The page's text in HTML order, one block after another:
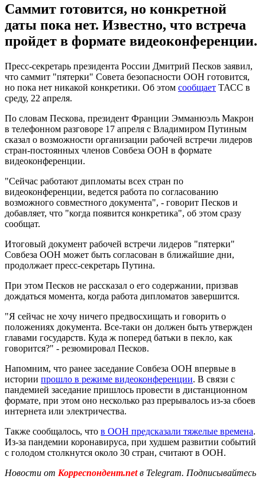
Саммит готовится, но конкретной
даты пока нет. Известно, что встреча
пройдет в формате видеоконференции.
Пресс-секретарь президента России Дмитрий Песков заявил,
что саммит "пятерки" Совета безопасности ООН готовится,
но пока нет никакой конкретики. Об этом сообщает ТАСС в
среду, 22 апреля.
По словам Пескова, президент Франции Эмманюэль Макрон
в телефонном разговоре 17 апреля с Владимиром Путиным
сказал о возможности организации рабочей встречи лидеров
стран-постоянных членов Совбеза ООН в формате
видеоконференции.
"Сейчас работают дипломаты всех стран по
видеоконференции, ведется работа по согласованию
возможного совместного документа", - говорит Песков и
добавляет, что "когда появится конкретика", об этом сразу
сообщат.
Итоговый документ рабочей встречи лидеров "пятерки"
Совбеза ООН может быть согласован в ближайшие дни,
продолжает пресс-секретарь Путина.
При этом Песков не рассказал о его содержании, призвав
дождаться момента, когда работа дипломатов завершится.
"Я сейчас не хочу ничего предвосхищать и говорить о
положениях документа. Все-таки он должен быть утвержден
главами государств. Куда ж поперед батьки в пекло, как
говорится?" - резюмировал Песков.
Напомним, что ранее заседание Совбеза ООН впервые в
истории прошло в режиме видеоконференции. В связи с
пандемией заседание пришлось провести в дистанционном
формате, при этом оно несколько раз прерывалось из-за сбоев
интернета или электричества.
Также сообщалось, что в ООН предсказали тяжелые времена.
Из-за пандемии коронавируса, при худшем развитии событий
с голодом столкнутся около 30 стран, считают в ООН.
Новости от Корреспондент.netв Telegram. Подписывайтесь